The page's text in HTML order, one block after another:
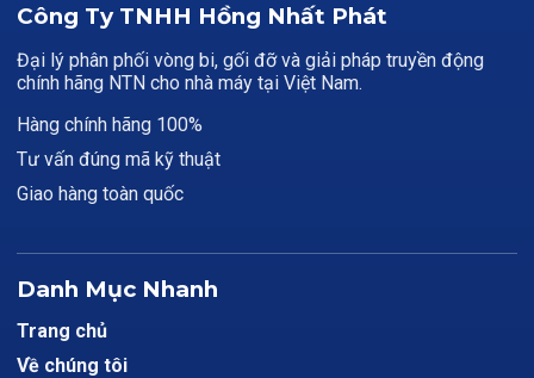
Công Ty TNHH Hồng Nhất Phát
Đại lý phân phối vòng bi, gối đỡ và giải pháp truyền động
chính hãng NTN cho nhà máy tại Việt Nam.
Hàng chính hãng 100%
Tư vấn đúng mã kỹ thuật
Giao hàng toàn quốc
Danh Mục Nhanh
Trang chủ
Về chúng tôi